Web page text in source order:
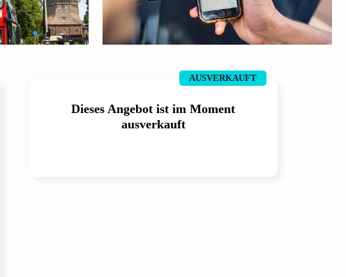
AUSVERKAUFT
Dieses Angebot ist im Moment
ausverkauft